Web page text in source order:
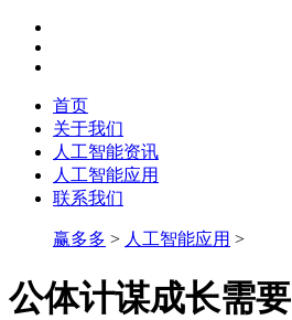
首页
关于我们
人工智能资讯
人工智能应用
联系我们
赢多多 > 人工智能应用 >
公体计谋成长需要